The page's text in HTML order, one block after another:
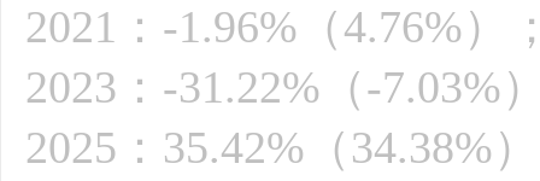
2021：-1.96%（4.76%）
2023：-31.22%（-7.03%
2025：35.42%（34.38%